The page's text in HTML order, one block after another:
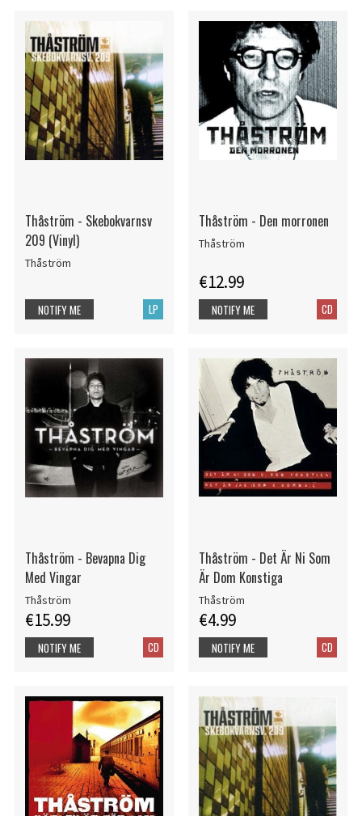
Thåström - Skebokvarnsv
209 (Vinyl)
Thåström
LP
NOTIFY ME
Thåström - Den morronen
Thåström
€12.99
CD
NOTIFY ME
Thåström - Bevapna Dig
Med Vingar
Thåström
€15.99
CD
NOTIFY ME
Thåström - Det Är Ni Som
Är Dom Konstiga
Thåström
€4.99
CD
NOTIFY ME